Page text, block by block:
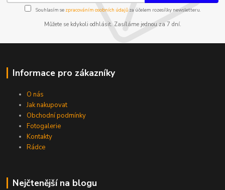
Souhlasím se zpracováním osobních údajůza účelem rozesílky newsletteru.
Můžete se kdykoli odhlásit. Zasíláme jednou za 7 dní.
Informace pro zákazníky
O nás
Jak nakupovat
Obchodní podmínky
Fotogalerie
Kontakty
Rádce
Nejčtenější na blogu